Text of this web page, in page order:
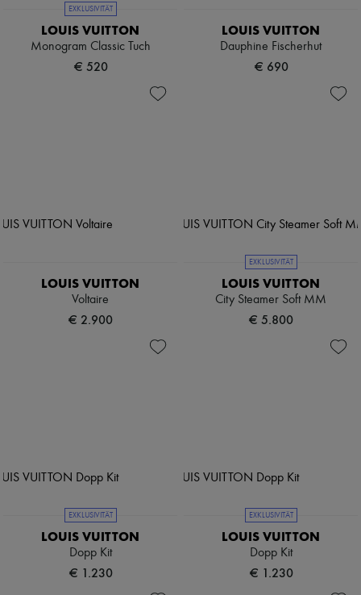
EXKLUSIVITÄT
LOUIS VUITTON
Monogram Classic Tuch
€ 520
LOUIS VUITTON
Dauphine Fischerhut
€ 690
LOUIS VUITTON
Voltaire
€ 2.900
EXKLUSIVITÄT
LOUIS VUITTON
City Steamer Soft MM
€ 5.800
EXKLUSIVITÄT
LOUIS VUITTON
Dopp Kit
€ 1.230
EXKLUSIVITÄT
LOUIS VUITTON
Dopp Kit
€ 1.230